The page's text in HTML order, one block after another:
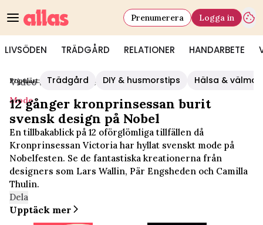
LIVSÖDEN TRÄDGÅRD RELATIONER HANDARBETE
Prenumerera Logga in
Populärt: Trädgård DIY & husmorstips Hälsa &
Video Start/Mode
Mode
12 gånger kronprinsessan burit
svensk design på Nobel
En tillbakablick på 12 oförglömliga tillfällen då
Kronprinsessan Victoria har hyllat svenskt mode på
Nobelfesten. Se de fantastiska kreationerna från
designers som Lars Wallin, Pär Engsheden och Camilla
Thulin.
Dela
Upptäck mer